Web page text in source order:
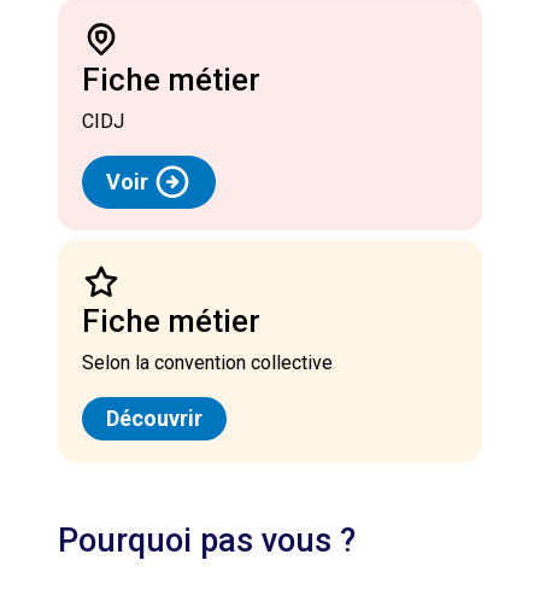
Fiche métier
CIDJ
Voir
Fiche métier
Selon la convention collective
Découvrir
pourquoi pas vous ?